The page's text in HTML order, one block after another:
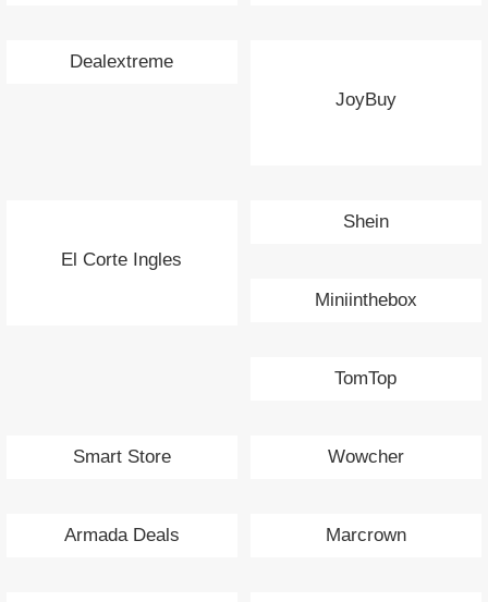
Dealextreme
JoyBuy
El Corte Ingles
Shein
Miniinthebox
TomTop
Smart Store Wowcher
Armada Deals Marcrown